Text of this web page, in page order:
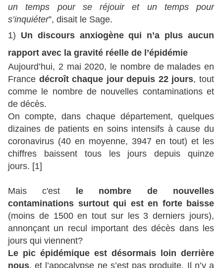
un temps pour se réjouir et un temps pour
s’inquiéter”, disait le Sage.
1) Un discours anxiogène qui n’a plus aucun
rapport avec la gravité réelle de l’épidémie
Aujourd’hui, 2 mai 2020, le nombre de malades en
France décroît chaque jour depuis 22 jours, tout
comme le nombre de nouvelles contaminations et
de décès.
On compte, dans chaque département, quelques
dizaines de patients en soins intensifs à cause du
coronavirus (40 en moyenne, 3947 en tout) et les
chiffres baissent tous les jours depuis quinze
jours. [1]
Mais c'est
le nombre de nouvelles
contaminations surtout qui est en forte baisse
(moins de 1500 en tout sur les 3 derniers jours),
annonçant un recul important des décès dans les
jours qui viennent?
Le pic épidémique est désormais loin derrière
nous, et l’apocalypse ne s’est pas produite. Il n’y a